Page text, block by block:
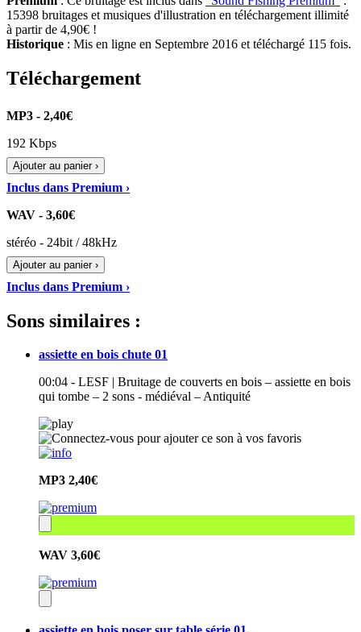
15398 bruitages et musiques d'illustration en téléchargement illimité
à partir de 4,90€ !
Historique : Mis en ligne en Septembre 2016 et téléchargé 115 fois.
Téléchargement
MP3 - 2,40€
192 Kbps
Ajouter au panier ›
Inclus dans Premium ›
WAV - 3,60€
stéréo - 24bit / 48kHz
Ajouter au panier ›
Inclus dans Premium ›
Sons similaires :
assiette en bois chute 01
00:04 - LESF | Bruitage de couverts en bois – assiette en bois
qui tombe – 2 sons - médiéval – Antiquité
MP3 2,40€
WAV 3,60€